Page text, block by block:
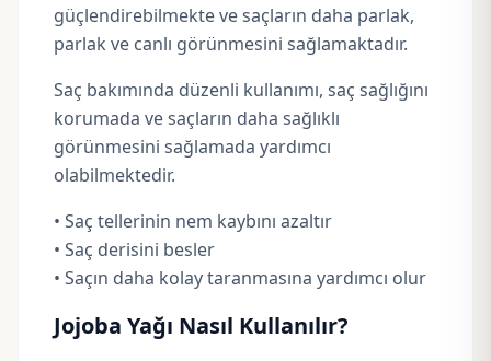
güçlendirebilmekte ve saçların daha parlak,
parlak ve canlı görünmesini sağlamaktadır.
Saç bakımında düzenli kullanımı, saç sağlığını
korumada ve saçların daha sağlıklı
görünmesini sağlamada yardımcı
olabilmektedir.
• Saç tellerinin nem kaybını azaltır
• Saç derisini besler
• Saçın daha kolay taranmasına yardımcı olur
Jojoba Yağı Nasıl Kullanılır?